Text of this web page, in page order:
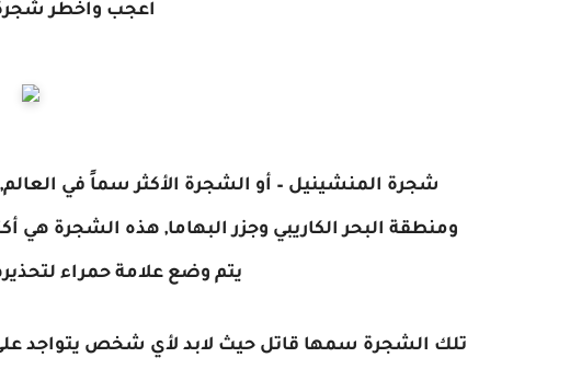
اعجب واخطر
شجرة المنشينيل – أو الشجرة الأكثر سماً في
ومنطقة البحر الكاريبي وجزر البهاما, هذه الشجرة
يتم وضع علامة حمراء
تلك الشجرة سمها قاتل حيث لابد لأي شخص يتواجد